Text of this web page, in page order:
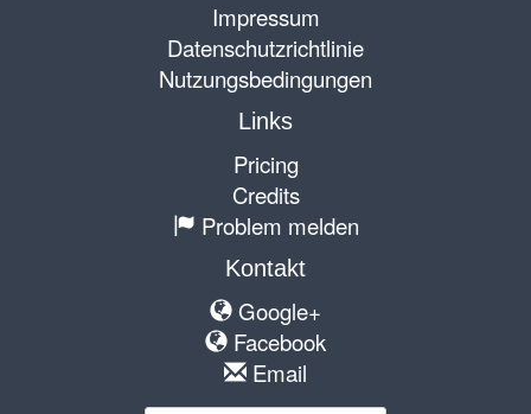
Impressum
Datenschutzrichtlinie
Nutzungsbedingungen
Links
Pricing
Credits
Problem melden
Kontakt
Google+
Facebook
Email